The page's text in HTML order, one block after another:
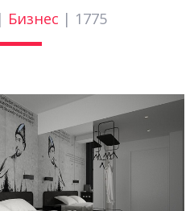
Бизнес | 1775